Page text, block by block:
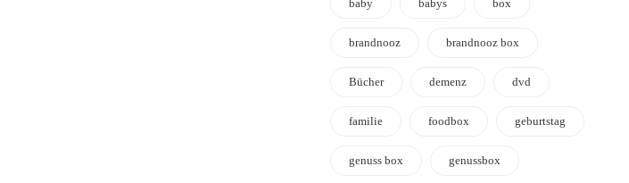
baby babys box
brandnooz brandnooz box
Bücher demenz dvd
familie foodbox geburtstag
genuss box genussbox